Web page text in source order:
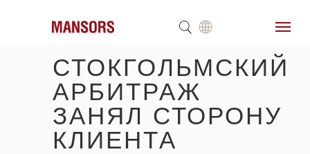
СТОКГОЛЬМСКИЙ
АРБИТРАЖ
ЗАНЯЛ СТОРОНУ
КЛИЕНТА